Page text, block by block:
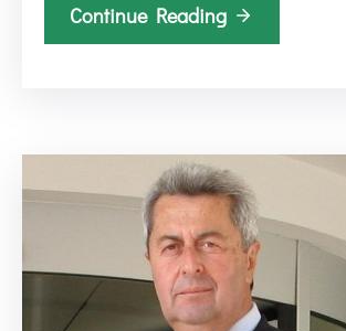
Continue Reading